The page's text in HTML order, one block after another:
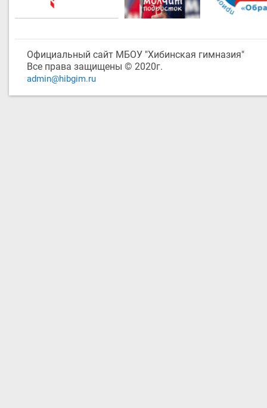
Официальный сайт МБОУ "Хибинская гимназия"
Все права защищены © 2020г.
admin@hibgim.ru